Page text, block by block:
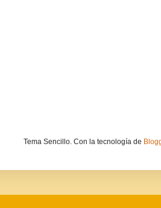
Tema Sencillo. Con la tecnología de